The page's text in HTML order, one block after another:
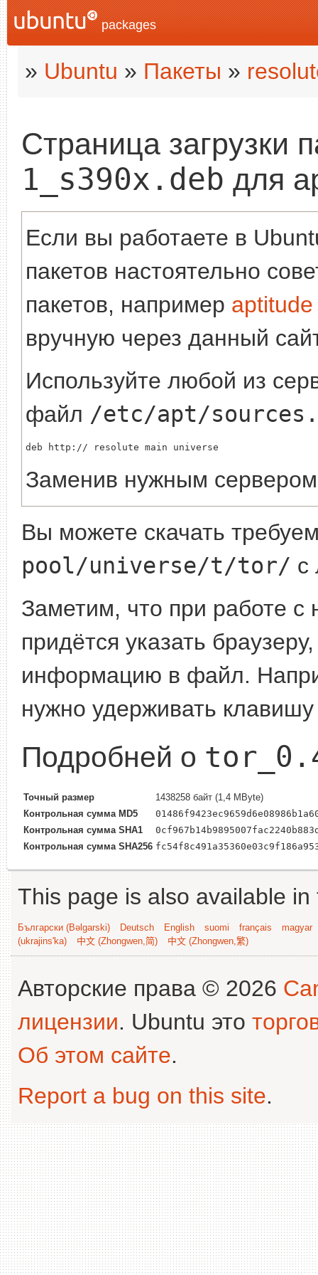
packages
» Ubuntu » Пакеты »
Страница загрузки
1_s390x.deb для
Если вы работаете в
пакетов настоятельно
пакетов, например aptitude
вручную через данный
Используйте любой из
файл /etc/apt/
deb http://
Заменив нужным
Вы можете скачать
pool/universe/t/tor/ с
Заметим, что при работе
придётся указать
информацию в файл.
нужно удерживать
Подробней о
Точный размер
1438258 байт (1,4 MByte)
Контрольная сумма MD5
Контрольная сумма SHA1
Контрольная сумма SHA256
This page is also available
Български (Bəlgarski) Deutsch English suomi français
magyar
(ukrajins'ka)
中文 (Zhongwen,简) 中文 (Zhongwen,繁)
Авторские права © 2026
лицензии. Ubuntu это
Об этом сайте.
Report a bug on this site.